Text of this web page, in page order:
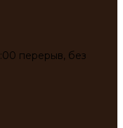
перерыв, без